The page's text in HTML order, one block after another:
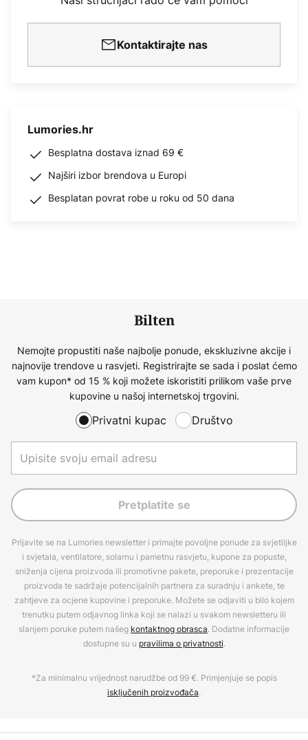
Kontaktirajte nas
Lumories.hr
Besplatna dostava iznad 69 €
Najširi izbor brendova u Europi
Besplatan povrat robe u roku od 50 dana
Bilten
Nemojte propustiti naše najbolje ponude, ekskluzivne akcije i
najnovije trendove u rasvjeti. Registrirajte se sada i poslat ćemo
vam kupon* od 15 % koji možete iskoristiti prilikom vaše prve
kupovine u našoj internetskoj trgovini.
Privatni kupac Društvo
Pretplatite se
Prijavite se na Lumories newsletter i primajte povoljne ponude za svjetiljke
i svjetala, ventilatore, solarnu i pametnu rasvjetu, kupone za popuste,
sniženja cijena proizvoda ili promotivne pakete, preporuke i prezentacije
proizvoda te sadržaje potencijalnih partnera za suradnju i ankete, te
zahtjeve za ocjene kupovine i preporuke. Možete se odjaviti u bilo kojem
trenutku putem odjavnog linka koji se nalazi u svakom newsletteru ili
slanjem poruke putem našeg kontaktnog obrasca. Dodatne informacije
dostupne su u pravilima o privatnosti.
*Za minimalnu vrijednost narudžbe od 99 €. Primjenjuje se popis
isključenih proizvođača.